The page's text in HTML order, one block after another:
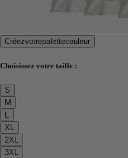
Créezvotrepalettecouleur
Choisissez votre taille :
S
M
L
XL
2XL
3XL